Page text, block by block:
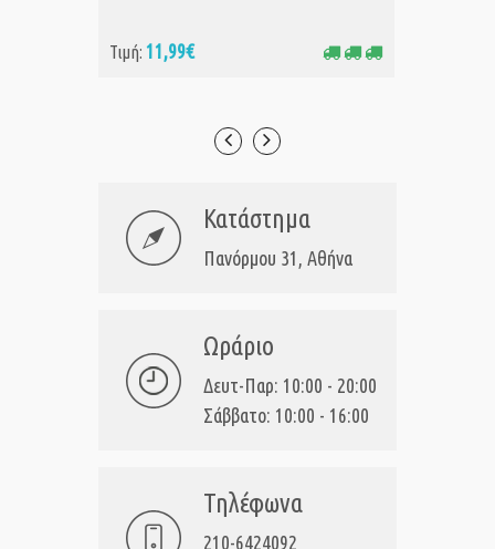
Τιμή: 11,99€
Κατάστημα
Πανόρμου 31, Αθήνα
Ωράριο
Δευτ-Παρ: 10:00 - 20:00
Σάββατο: 10:00 - 16:00
Τηλέφωνα
210-6424092